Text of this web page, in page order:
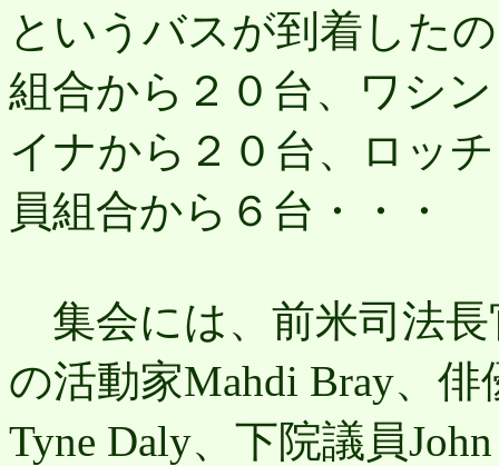
というバスが到着した
組合から２０台、ワシ
イナから２０台、ロッ
員組合から６台・・・
集会には、前米司法長
の活動家Mahdi Bray、俳
Tyne Daly、下院議員John